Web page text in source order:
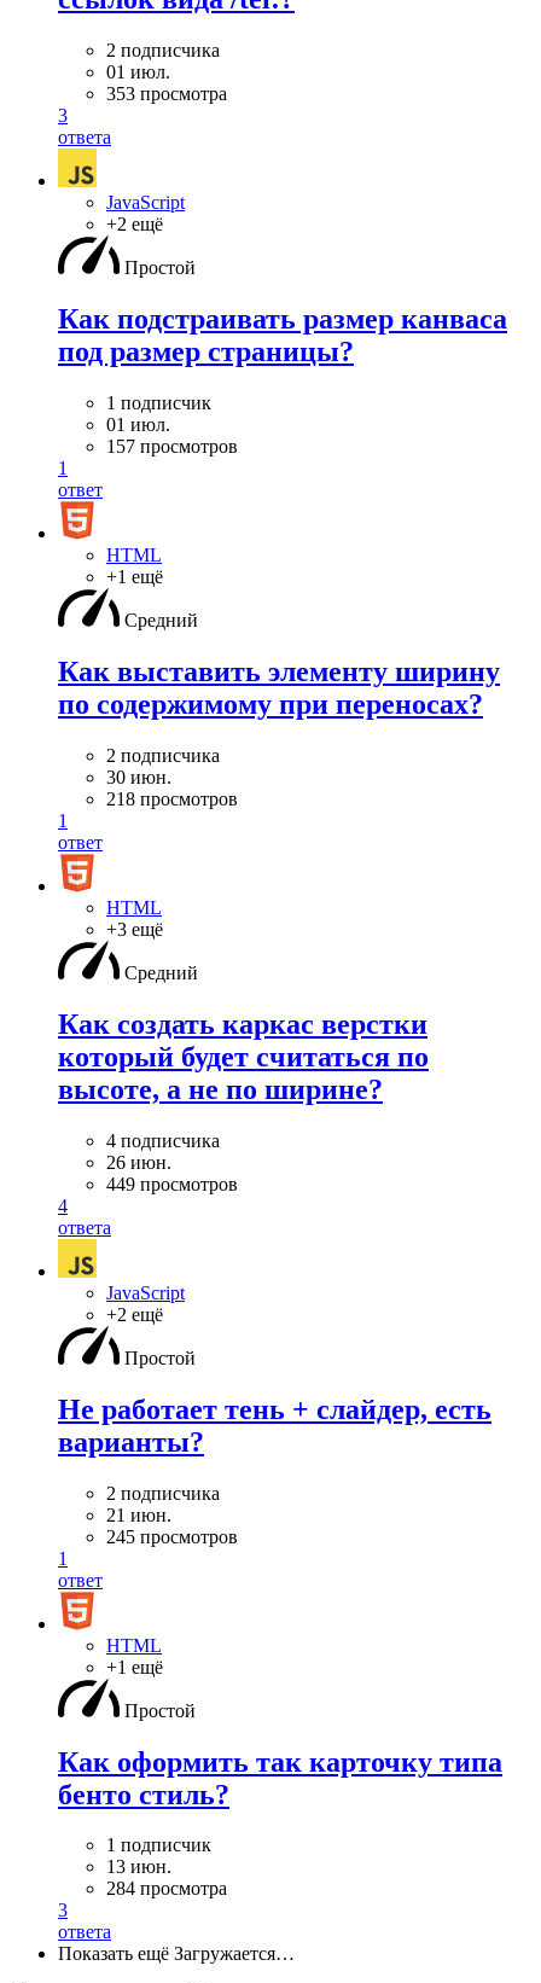
2 подписчика
01 июл.
353 просмотра
3
ответа
JavaScript
+2 ещё
Простой
Как подстраивать размер канваса
под размер страницы?
1 подписчик
01 июл.
157 просмотров
1
ответ
HTML
+1 ещё
Средний
Как выставить элементу ширину
по содержимому при переносах?
2 подписчика
30 июн.
218 просмотров
1
ответ
HTML
+3 ещё
Средний
Как создать каркас верстки
который будет считаться по
высоте, а не по ширине?
4 подписчика
26 июн.
449 просмотров
4
ответа
JavaScript
+2 ещё
Простой
Не работает тень + слайдер, есть
варианты?
2 подписчика
21 июн.
245 просмотров
1
ответ
HTML
+1 ещё
Простой
Как оформить так карточку типа
бенто стиль?
1 подписчик
13 июн.
284 просмотра
3
ответа
Показать ещё Загружается…